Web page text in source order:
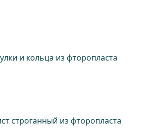
и кольца из фторопласта
строганный из фторопласта